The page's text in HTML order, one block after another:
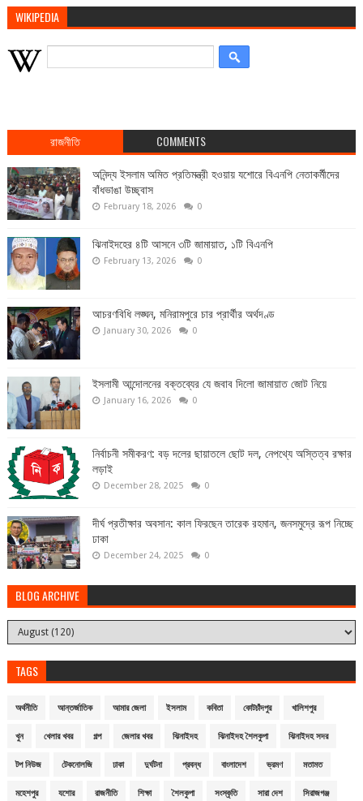
WIKIPEDIA
রাজনীতি COMMENTS
অনিন্দ্য ইসলাম অমিত প্রতিমন্ত্রী হওয়ায় যশোরে বিএনপি নেতাকর্মীদের
বাঁধভাঙা উচ্ছ্বাস
February 18, 2026 0
ঝিনাইদহের ৪টি আসনে ৩টি জামায়াত, ১টি বিএনপি
February 13, 2026 0
আচরণবিধি লঙ্ঘন, মনিরামপুরে চার প্রার্থীর অর্থদণ্ড
January 30, 2026 0
ইসলামী আন্দোলনের বক্তব্যের যে জবাব দিলো জামায়াত জোট নিয়ে
January 16, 2026 0
নির্বাচনী সমীকরণ: বড় দলের ছায়াতলে ছোট দল, নেপথ্যে অস্তিত্ব রক্ষার
লড়াই
December 28, 2025 0
দীর্ঘ প্রতীক্ষার অবসান: কাল ফিরছেন তারেক রহমান, জনসমুদ্রে রূপ নিচ্ছে
ঢাকা
December 24, 2025 0
BLOG ARCHIVE
TAGS
অর্থনীতি আন্তর্জাতিক আমার জেলা ইসলাম কবিতা কোটচাঁদপুর খালিশপুর
খুন খেলার খবর গল্প জেলার খবর ঝিনাইদহ ঝিনাইদহ শৈলকুপা ঝিনাইদহ সদর
টপ নিউজ টেকনোলজি ঢাকা দুর্ঘটনা প্রবন্ধ বাংলাদেশ ভ্রমণ মতামত
মহেশপুর যশোর রাজনীতি শিক্ষা শৈলকুপা সংস্কৃতি সারা দেশ সিরাজগঞ্জ